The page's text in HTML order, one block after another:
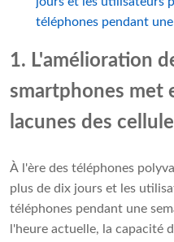
téléphones pendant une
1. L'amélioration
smartphones met
lacunes des
À l'ère des téléphones
plus de dix jours et les
téléphones pendant une
l'heure actuelle, la capacité